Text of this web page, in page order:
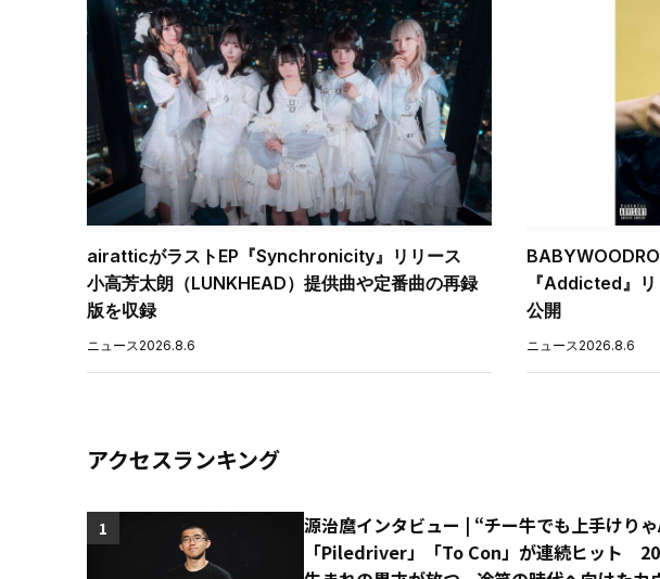
airatticがラストEP『Synchronicity』リリース
小高芳太朗（LUNKHEAD）提供曲や定番曲の再録
版を収録
ニュース 2026.8.6
『Addicted』
公開
ニュース 2026.8.6
アクセスランキング
源治麿インタビュー | “チー牛でも上手けり
「Piledriver」「To Con」が連続ヒット
1